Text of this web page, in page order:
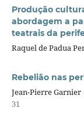
Produção
abordagem a
teatrais da
Raquel de Padua
Rebelião nas
Jean-Pierre Garnier
31